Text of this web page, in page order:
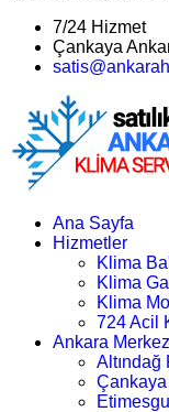
7/24 Hizmet
Çankaya
Ana Sayfa
Hizmetler
Klima
Klima
Klima
724 Acil
Ankara Merkez
Altındağ